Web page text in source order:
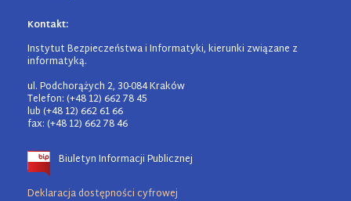
Kontakt:
Instytut Bezpieczeństwa i Informatyki, kierunki związane z
informatyką.
ul. Podchorążych 2, 30-084 Kraków
Telefon: (+48 12) 662 78 45
lub (+48 12) 662 61 66
fax: (+48 12) 662 78 46
Biuletyn Informacji Publicznej
Deklaracja dostępności cyfrowej